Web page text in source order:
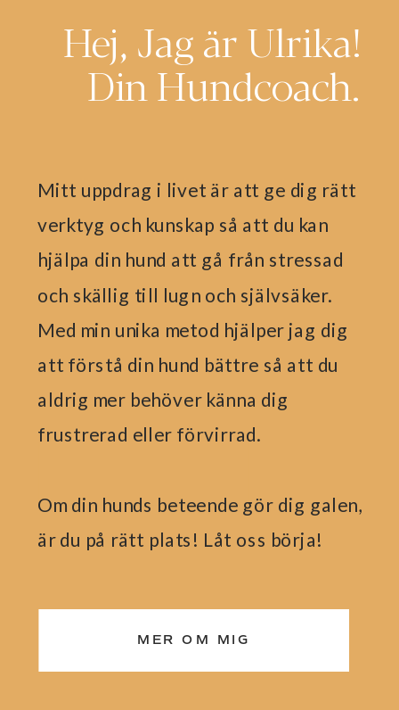
MER OM MIG
Hej, Jag är Ulrika!
Din Hundcoach.
Mitt uppdrag i livet är att ge dig rätt
verktyg och kunskap så att du kan
hjälpa din hund att gå från stressad
och skällig till lugn och självsäker.
Med min unika metod hjälper jag dig
att förstå din hund bättre så att du
aldrig mer behöver känna dig
frustrerad eller förvirrad.
Om din hunds beteende gör dig galen,
är du på rätt plats! Låt oss börja!